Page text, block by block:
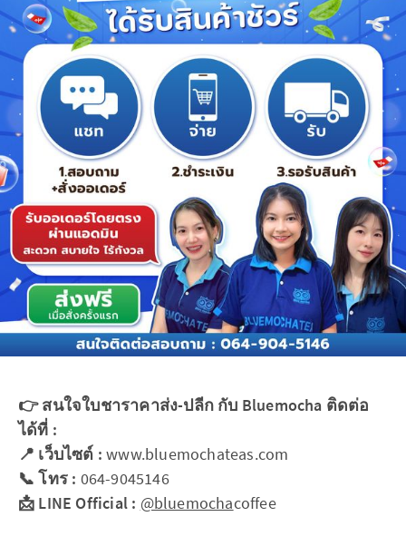
👉 สนใจใบชาราคาส่ง-ปลีก กับ Bluemocha ติดต่อ
ได้ที่ :
📍 เว็บไซต์ :www.bluemochateas.com
📞 โทร : 064-9045146
📩 LINE Official : @bluemochacoffee